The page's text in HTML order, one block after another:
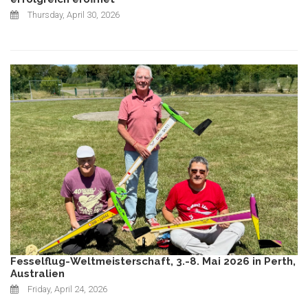
Thursday, April 30, 2026
Fesselflug-Weltmeisterschaft, 3.-8. Mai 2026 in Perth,
Australien
Friday, April 24, 2026